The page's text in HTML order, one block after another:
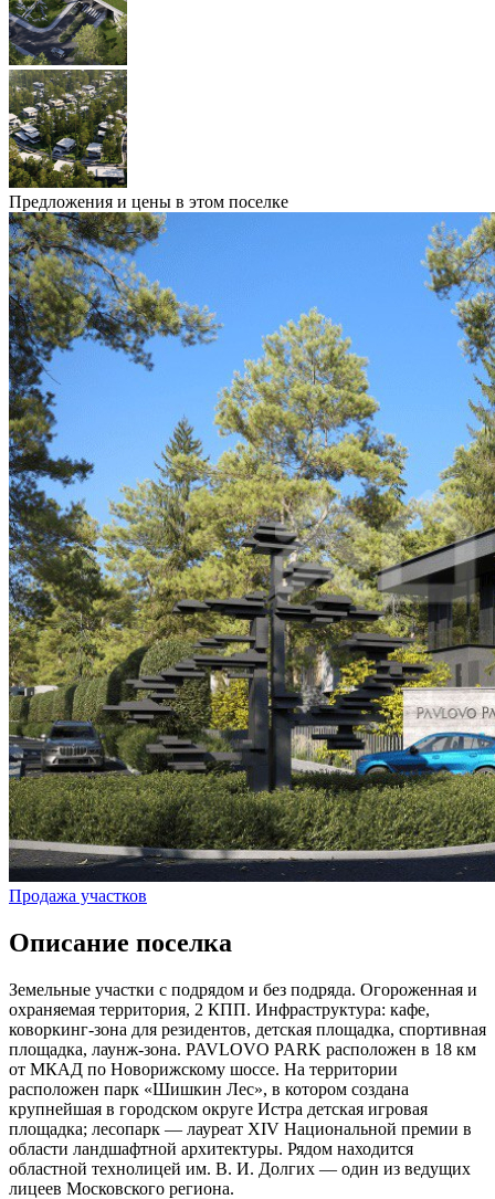
Предложения и цены в этом поселке
Продажа участков
Описание поселка
Земельные участки с подрядом и без подряда. Огороженная и
охраняемая территория, 2 КПП. Инфраструктура: кафе,
коворкинг-зона для резидентов, детская площадка, спортивная
площадка, лаунж-зона. PAVLOVO PARK расположен в 18 км
от МКАД по Новорижскому шоссе. На территории
расположен парк «Шишкин Лес», в котором создана
крупнейшая в городском округе Истра детская игровая
площадка; лесопарк — лауреат XIV Национальной премии в
области ландшафтной архитектуры. Рядом находится
областной технолицей им. В. И. Долгих — один из ведущих
лицеев Московского региона.